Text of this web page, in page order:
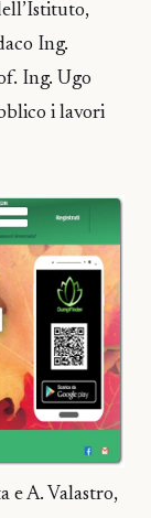
Ing.
Ing. Ugo
i lavori
e A. Valastro,